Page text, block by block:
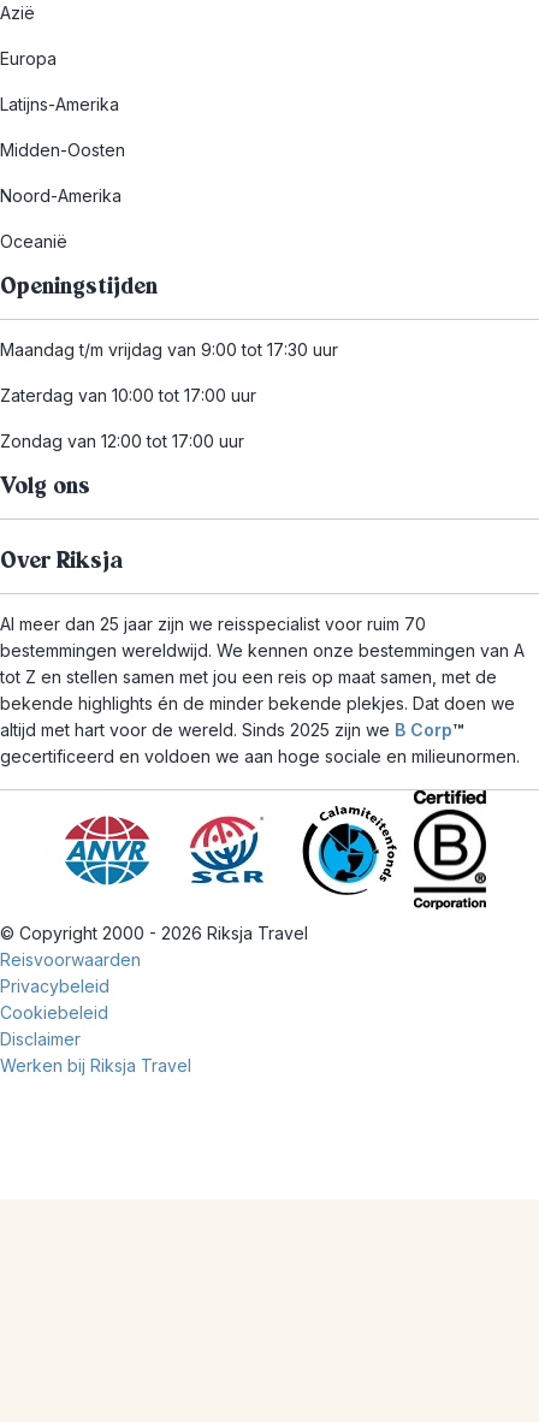
Azië
Europa
Latijns-Amerika
Midden-Oosten
Noord-Amerika
Oceanië
Openingstijden
Maandag t/m vrijdag van 9:00 tot 17:30 uur
Zaterdag van 10:00 tot 17:00 uur
Zondag van 12:00 tot 17:00 uur
Volg ons
Over Riksja
Al meer dan 25 jaar zijn we reisspecialist voor ruim 70
bestemmingen wereldwijd. We kennen onze bestemmingen van A
tot Z en stellen samen met jou een reis op maat samen, met de
bekende highlights én de minder bekende plekjes. Dat doen we
altijd met hart voor de wereld. Sinds 2025 zijn we B Corp™
gecertificeerd en voldoen we aan hoge sociale en milieunormen.
© Copyright 2000 - 2026 Riksja Travel
Reisvoorwaarden
Privacybeleid
Cookiebeleid
Disclaimer
Werken bij Riksja Travel